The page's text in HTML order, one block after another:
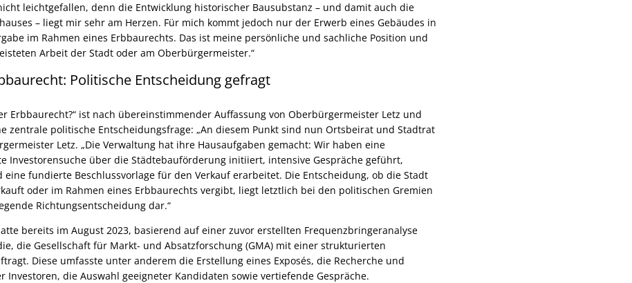
leichtgefallen, denn die Entwicklung historischer Bausubstanz – und damit auch die
– liegt mir sehr am Herzen. Für mich kommt jedoch nur der Erwerb eines Gebäudes in
im Rahmen eines Erbbaurechts. Das ist meine persönliche und sachliche Position und
Arbeit der Stadt oder am Oberbürgermeister.“
Politische Entscheidung gefragt
Erbbaurecht?“ ist nach übereinstimmender Auffassung von Oberbürgermeister Letz und
zentrale politische Entscheidungsfrage: „An diesem Punkt sind nun Ortsbeirat und Stadtrat
Letz. „Die Verwaltung hat ihre Hausaufgaben gemacht: Wir haben eine
Investorensuche über die Städtebauförderung initiiert, intensive Gespräche geführt,
fundierte Beschlussvorlage für den Verkauf erarbeitet. Die Entscheidung, ob die Stadt
oder im Rahmen eines Erbbaurechts vergibt, liegt letztlich bei den politischen Gremien
Richtungsentscheidung dar.“
bereits im August 2023, basierend auf einer zuvor erstellten Frequenzbringeranalyse
die Gesellschaft für Markt- und Absatzforschung (GMA) mit einer strukturierten
Diese umfasste unter anderem die Erstellung eines Exposés, die Recherche und
Investoren, die Auswahl geeigneter Kandidaten sowie vertiefende Gespräche.